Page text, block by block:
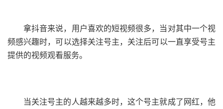
拿抖音来说，用户喜欢的短视频很多，当对其中一个视
频感兴趣时，可以选择关注号主，关注后可以一直享受号主
提供的视频观看服务。
当关注号主的人越来越多时，这个号主就成了网红，他